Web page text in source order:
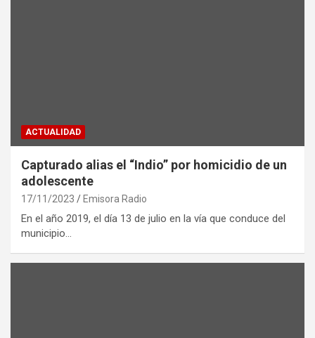
ACTUALIDAD
Capturado alias el “Indio” por homicidio de un
adolescente
17/11/2023 Emisora Radio
En el año 2019, el día 13 de julio en la vía que conduce del
municipio…